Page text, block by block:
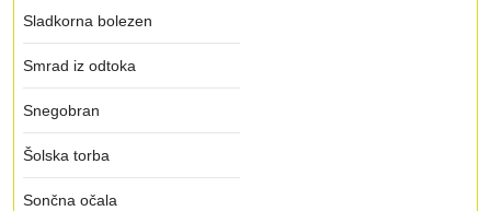
Sladkorna bolezen
Smrad iz odtoka
Snegobran
Šolska torba
Sončna očala